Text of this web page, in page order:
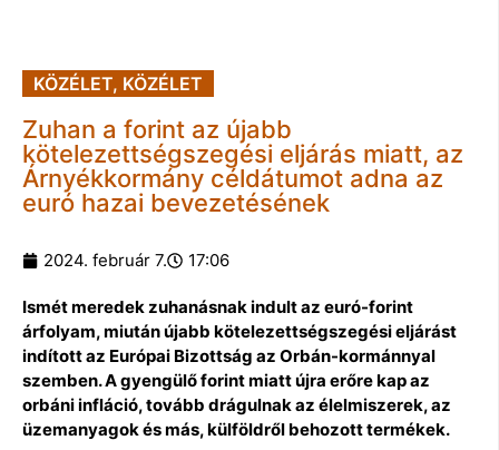
KÖZÉLET, KÖZÉLET
Zuhan a forint az újabb
kötelezettségszegési eljárás miatt, az
Árnyékkormány céldátumot adna az
euró hazai bevezetésének
2024. február 7. 17:06
Ismét meredek zuhanásnak indult az euró-forint
árfolyam, miután újabb kötelezettségszegési eljárást
indított az Európai Bizottság az Orbán-kormánnyal
szemben. A gyengülő forint miatt újra erőre kap az
orbáni infláció, tovább drágulnak az élelmiszerek, az
üzemanyagok és más, külföldről behozott termékek.